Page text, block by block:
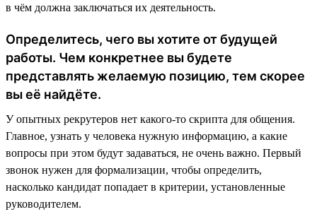
в чём должна заключаться их деятельность.
Определитесь, чего вы хотите от будущей
работы. Чем конкретнее вы будете
представлять желаемую позицию, тем скорее
вы её найдёте.
У опытных рекрутеров нет какого-то скрипта для общения.
Главное, узнать у человека нужную информацию, а какие
вопросы при этом будут задаваться, не очень важно. Первый
звонок нужен для формализации, чтобы определить,
насколько кандидат попадает в критерии, установленные
руководителем.